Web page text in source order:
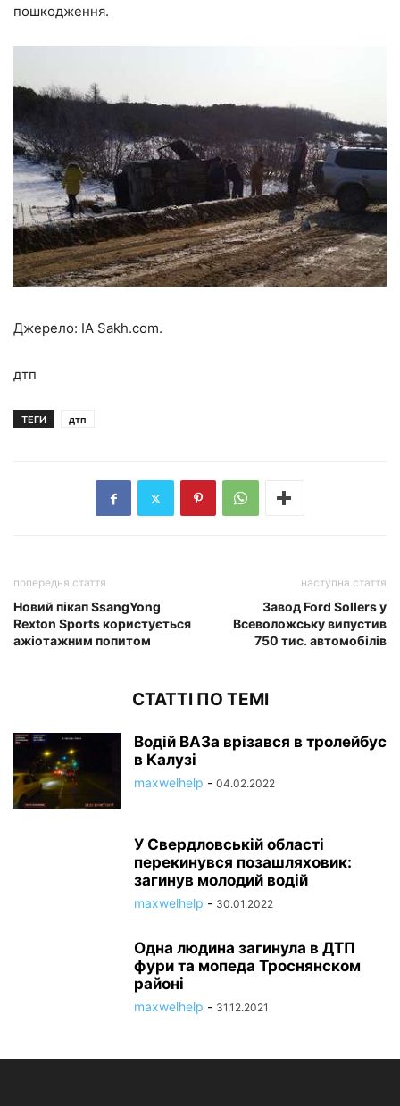
пошкодження.
Джерело: ІА Sakh.com.
дтп
ТЕГИ дтп
попередня стаття
Новий пікап SsangYong
Rexton Sports користується
ажіотажним попитом
наступна стаття
Завод Ford Sollers у
Всеволожську випустив
750 тис. автомобілів
СТАТТІ ПО ТЕМІ
Водій ВАЗа врізався в тролейбус
в Калузі
maxwelhelp - 04.02.2022
У Свердловській області
перекинувся позашляховик:
загинув молодий водій
maxwelhelp - 30.01.2022
Одна людина загинула в ДТП
фури та мопеда Троснянском
районі
maxwelhelp - 31.12.2021